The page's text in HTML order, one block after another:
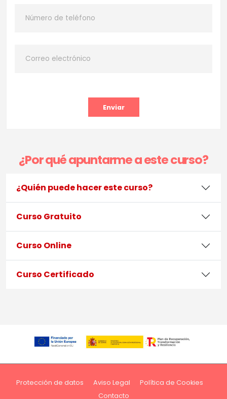
Enviar
¿Por qué apuntarme a este curso?
¿Quién puede hacer este curso?
Curso Gratuito
Curso Online
Curso Certificado
Protección de datos Aviso Legal
Política de Cookies
Contacto